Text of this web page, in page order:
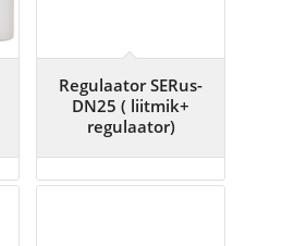
Regulaator SERus-
DN25 ( liitmik+
regulaator)